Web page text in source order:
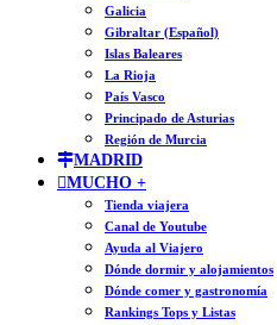
Galicia
Gibraltar (Español)
Islas Baleares
La Rioja
País Vasco
Principado de Asturias
Región de Murcia
MADRID
MUCHO +
Tienda viajera
Canal de Youtube
Ayuda al Viajero
Dónde dormir y alojamientos
Dónde comer y gastronomía
Rankings Tops y Listas